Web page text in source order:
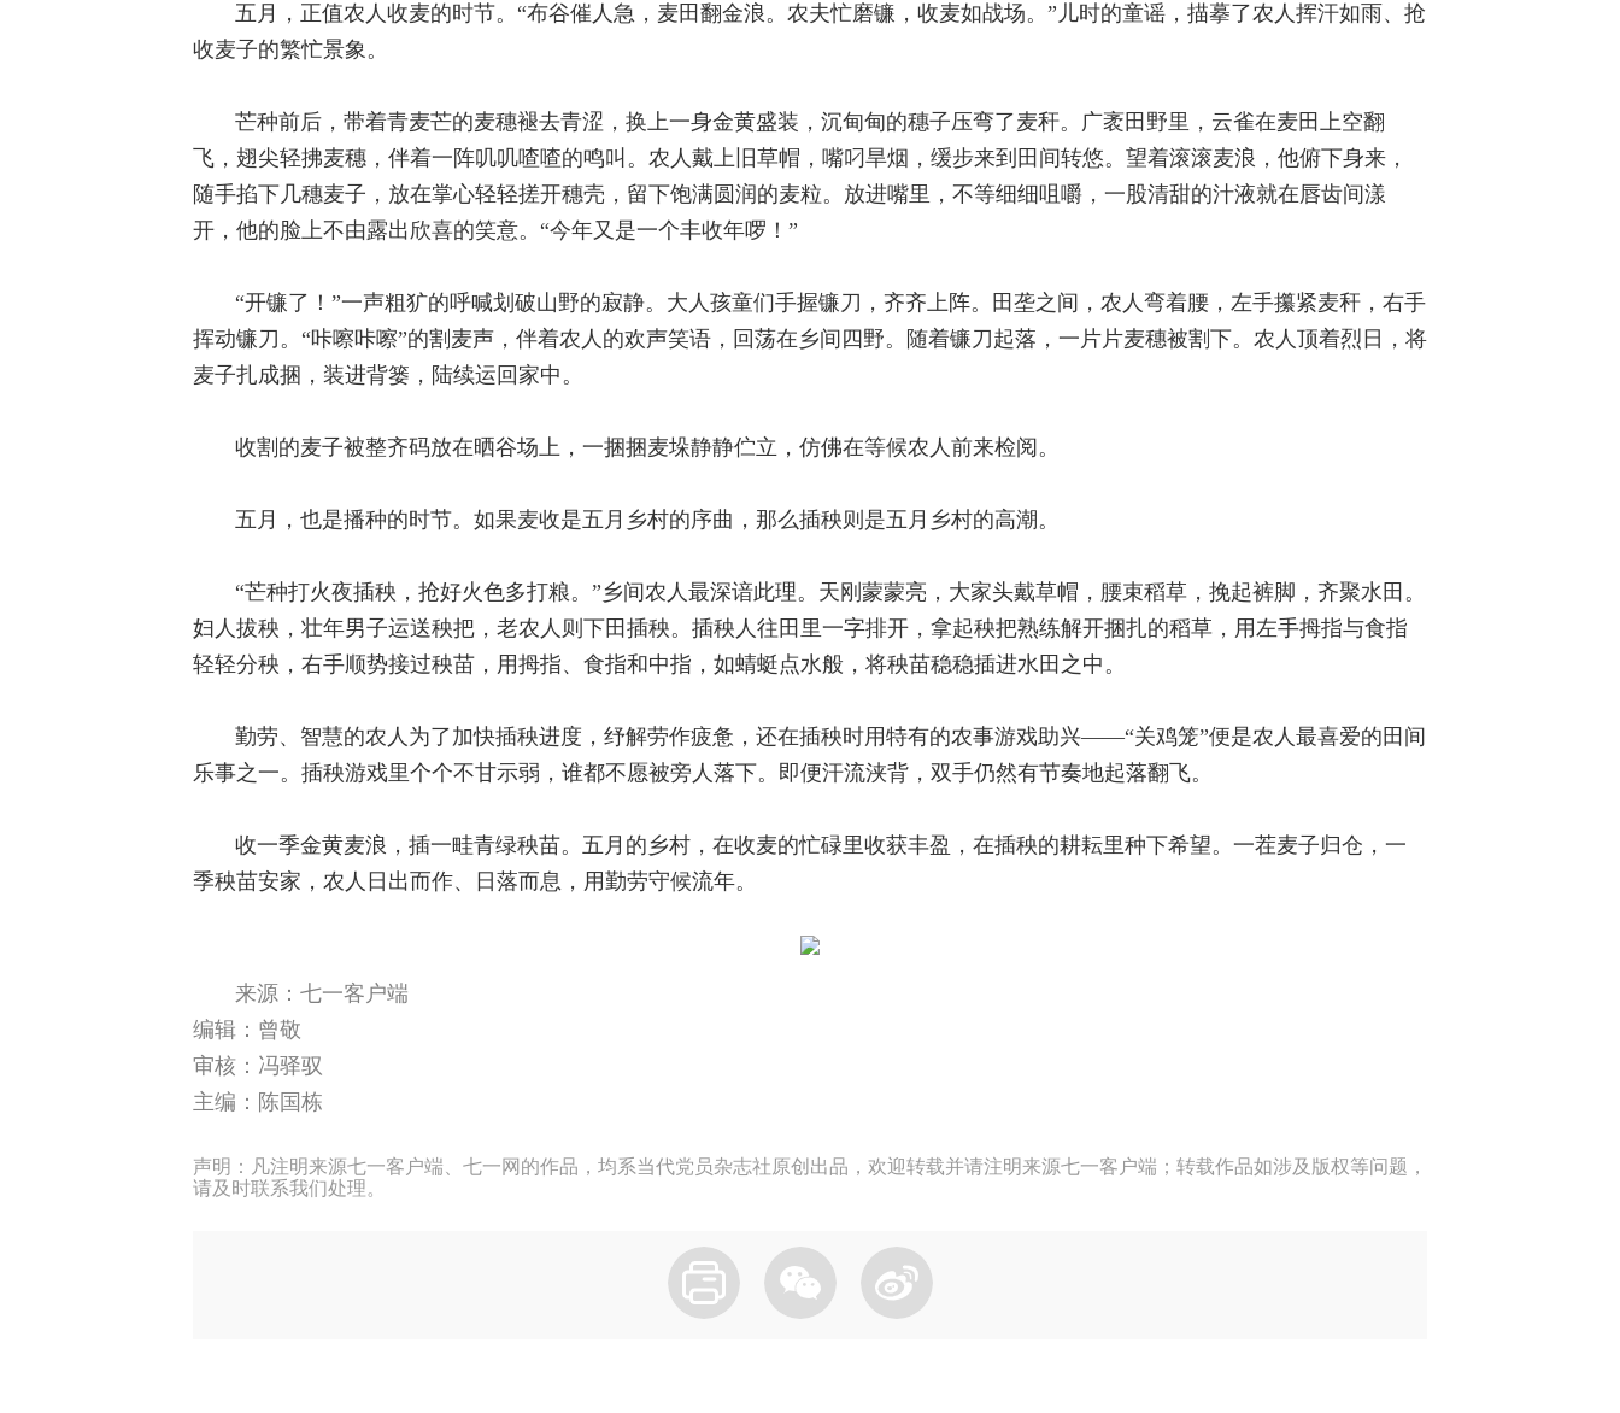
五月，正值农人收麦的时节。“布谷催人急，麦田翻金浪。农夫忙磨镰，收麦如战场。”儿时的童谣，描摹了农人挥汗如雨、抢
收麦子的繁忙景象。
芒种前后，带着青麦芒的麦穗褪去青涩，换上一身金黄盛装，沉甸甸的穗子压弯了麦秆。广袤田野里，云雀在麦田上空翻
飞，翅尖轻拂麦穗，伴着一阵叽叽喳喳的鸣叫。农人戴上旧草帽，嘴叼旱烟，缓步来到田间转悠。望着滚滚麦浪，他俯下身来，
随手掐下几穗麦子，放在掌心轻轻搓开穗壳，留下饱满圆润的麦粒。放进嘴里，不等细细咀嚼，一股清甜的汁液就在唇齿间漾
开，他的脸上不由露出欣喜的笑意。“今年又是一个丰收年啰！”
“开镰了！”一声粗犷的呼喊划破山野的寂静。大人孩童们手握镰刀，齐齐上阵。田垄之间，农人弯着腰，左手攥紧麦秆，右手
挥动镰刀。“咔嚓咔嚓”的割麦声，伴着农人的欢声笑语，回荡在乡间四野。随着镰刀起落，一片片麦穗被割下。农人顶着烈日，将
麦子扎成捆，装进背篓，陆续运回家中。
收割的麦子被整齐码放在晒谷场上，一捆捆麦垛静静伫立，仿佛在等候农人前来检阅。
五月，也是播种的时节。如果麦收是五月乡村的序曲，那么插秧则是五月乡村的高潮。
“芒种打火夜插秧，抢好火色多打粮。”乡间农人最深谙此理。天刚蒙蒙亮，大家头戴草帽，腰束稻草，挽起裤脚，齐聚水田。
妇人拔秧，壮年男子运送秧把，老农人则下田插秧。插秧人往田里一字排开，拿起秧把熟练解开捆扎的稻草，用左手拇指与食指
轻轻分秧，右手顺势接过秧苗，用拇指、食指和中指，如蜻蜓点水般，将秧苗稳稳插进水田之中。
勤劳、智慧的农人为了加快插秧进度，纾解劳作疲惫，还在插秧时用特有的农事游戏助兴——“关鸡笼”便是农人最喜爱的田间
乐事之一。插秧游戏里个个不甘示弱，谁都不愿被旁人落下。即便汗流浃背，双手仍然有节奏地起落翻飞。
收一季金黄麦浪，插一畦青绿秧苗。五月的乡村，在收麦的忙碌里收获丰盈，在插秧的耕耘里种下希望。一茬麦子归仓，一
季秧苗安家，农人日出而作、日落而息，用勤劳守候流年。
来源：七一客户端
编辑：曾敬
审核：冯驿驭
主编：陈国栋
声明：凡注明来源七一客户端、七一网的作品，均系当代党员杂志社原创出品，欢迎转载并请注明来源七一客户端；转载作品如涉及版权等问题，
请及时联系我们处理。